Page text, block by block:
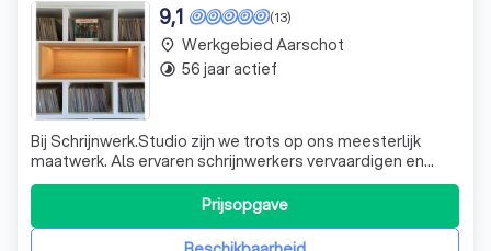
(13)
9,1
Bij Schrijnwerk.Studio zijn we trots op ons meesterlijk
maatwerk. Als ervaren schrijnwerkers vervaardigen en
plaatsen we maatmeubilair voor zowel particulieren als
professionelen. Of je nu een enkel meubelstuk nodig hebt
of een totaalproject wilt realiseren, wij staan klaar om je
te helpen. Onze Bel
Prijsopgave
place Werkgebied Aarschot
timelapse 56 jaar actief